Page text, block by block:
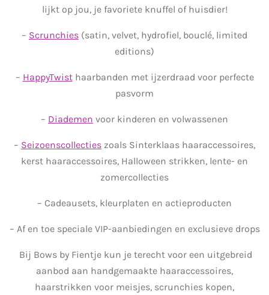
lijkt op jou, je favoriete knuffel of huisdier!
– Scrunchies (satin, velvet, hydrofiel, bouclé, limited
editions)
– HappyTwisthaarbanden met ijzerdraad voor perfecte
pasvorm
– Diademen voor kinderen en volwassenen
– Seizoenscollecties zoals Sinterklaas haaraccessoires,
kerst haaraccessoires, Halloween strikken, lente- en
zomercollecties
– Cadeausets, kleurplaten en actieproducten
– Af en toe speciale VIP-aanbiedingen en exclusieve drops
Bij Bows by Fientje kun je terecht voor een uitgebreid
aanbod aan handgemaakte haaraccessoires,
haarstrikken voor meisjes, scrunchies kopen,